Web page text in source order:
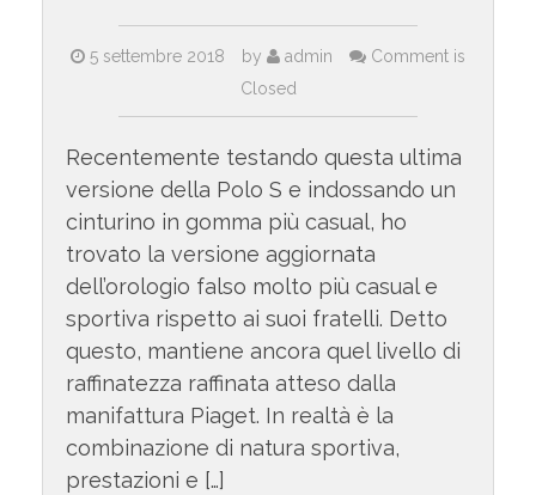
5 settembre 2018 by admin
Comment is
Closed
Recentemente testando questa ultima
versione della Polo S e indossando un
cinturino in gomma più casual, ho
trovato la versione aggiornata
dell’orologio falso molto più casual e
sportiva rispetto ai suoi fratelli. Detto
questo, mantiene ancora quel livello di
raffinatezza raffinata atteso dalla
manifattura Piaget. In realtà è la
combinazione di natura sportiva,
prestazioni e […]